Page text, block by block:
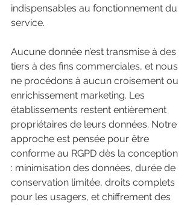
indispensables au fonctionnement du
service.
Aucune donnée n’est transmise à des
tiers à des fins commerciales, et nous
ne procédons à aucun croisement ou
enrichissement marketing. Les
établissements restent entièrement
propriétaires de leurs données. Notre
approche est pensée pour être
conforme au RGPD dès la conception
: minimisation des données, durée de
conservation limitée, droits complets
pour les usagers, et chiffrement des